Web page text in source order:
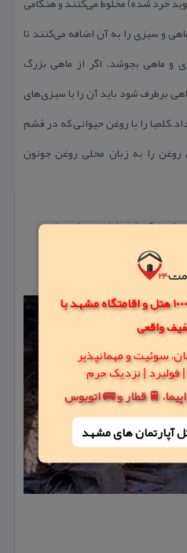
🎁 امکان رزرو بیش از 1000 هتل و اقامتگاه مشهد با
سوئیت و مهمانپذیر
🚆 قطار و 🚌 اتوبوس
آپارتمان های مشهد
و سبزی را به آن اضافه می‌كنند تا
و ماهی بجوشد. اگر از ماهی بزرگ
برطرف شود باید آن را با سبزی‌های
را با روغن حیوانی كه در قشم
را به زبان محلی روغن جونون
است كه طرفداران بسیاری دارد.